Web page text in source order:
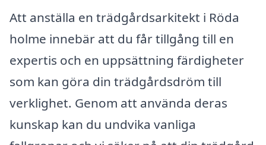
Att anställa en trädgårdsarkitekt i Röda
holme innebär att du får tillgång till en
expertis och en uppsättning färdigheter
som kan göra din trädgårdsdröm till
verklighet. Genom att använda deras
kunskap kan du undvika vanliga